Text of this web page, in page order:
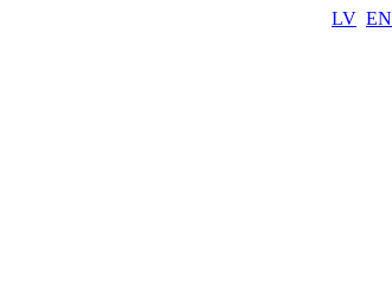
LV EN